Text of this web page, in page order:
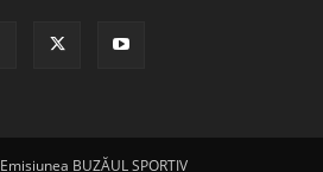
Emisiunea BUZĂUL SPORTIV